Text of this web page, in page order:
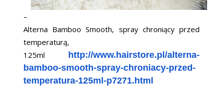
–
Alterna Bamboo Smooth, spray chroniący przed
temperaturą,
125ml
http://www.hairstore.pl/alterna-
bamboo-smooth-spray-chroniacy-przed-
temperatura-125ml-p7271.html